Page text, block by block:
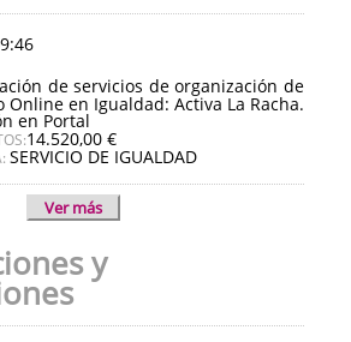
de servicios de organización de
Online en Igualdad: Activa La Racha.
en Portal
14.520,00 €
SERVICIO DE IGUALDAD
Ver más
y